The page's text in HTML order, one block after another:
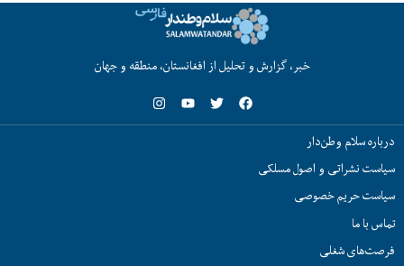
خبر، گزارش و تحلیل از افغانستان، منطقه و جهان
درباره سلام وطن‌دار
سیاست نشراتی و اصول مسلکی
سیاست حریم خصوصی
تماس با ما
فرصت‌های شغلی